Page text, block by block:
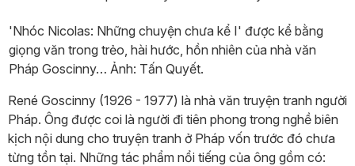
'Nhóc Nicolas: Những chuyện chưa kể I' được kể bằng
giọng văn trong trẻo, hài hước, hồn nhiên của nhà văn
Pháp Goscinny… Ảnh: Tấn Quyết.
René Goscinny (1926 - 1977) là nhà văn truyện tranh người
Pháp. Ông được coi là người đi tiên phong trong nghề biên
kịch nội dung cho truyện tranh ở Pháp vốn trước đó chưa
từng tồn tại. Những tác phẩm nổi tiếng của ông gồm có: